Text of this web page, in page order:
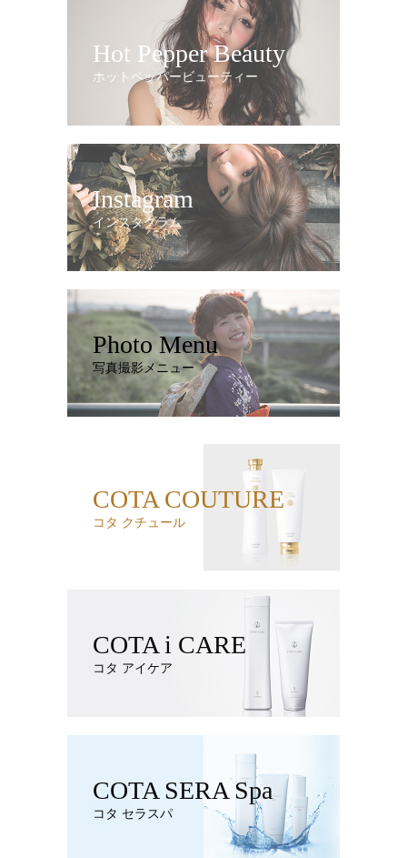
Hot Pepper Beauty
ホットペッパービューティー
Instagram
インスタグラム
Photo Menu
写真撮影メニュー
COTA COUTURE
コタ クチュール
COTA i CARE
コタ アイケア
COTA SERA Spa
コタ セラスパ